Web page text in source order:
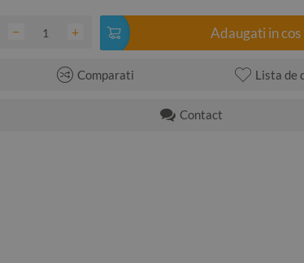
+
− Adaugati in cos
Comparati Lista de
Contact